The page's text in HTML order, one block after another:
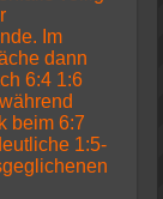
Im
dann
6:4 1:6
beim 6:7
1:5-